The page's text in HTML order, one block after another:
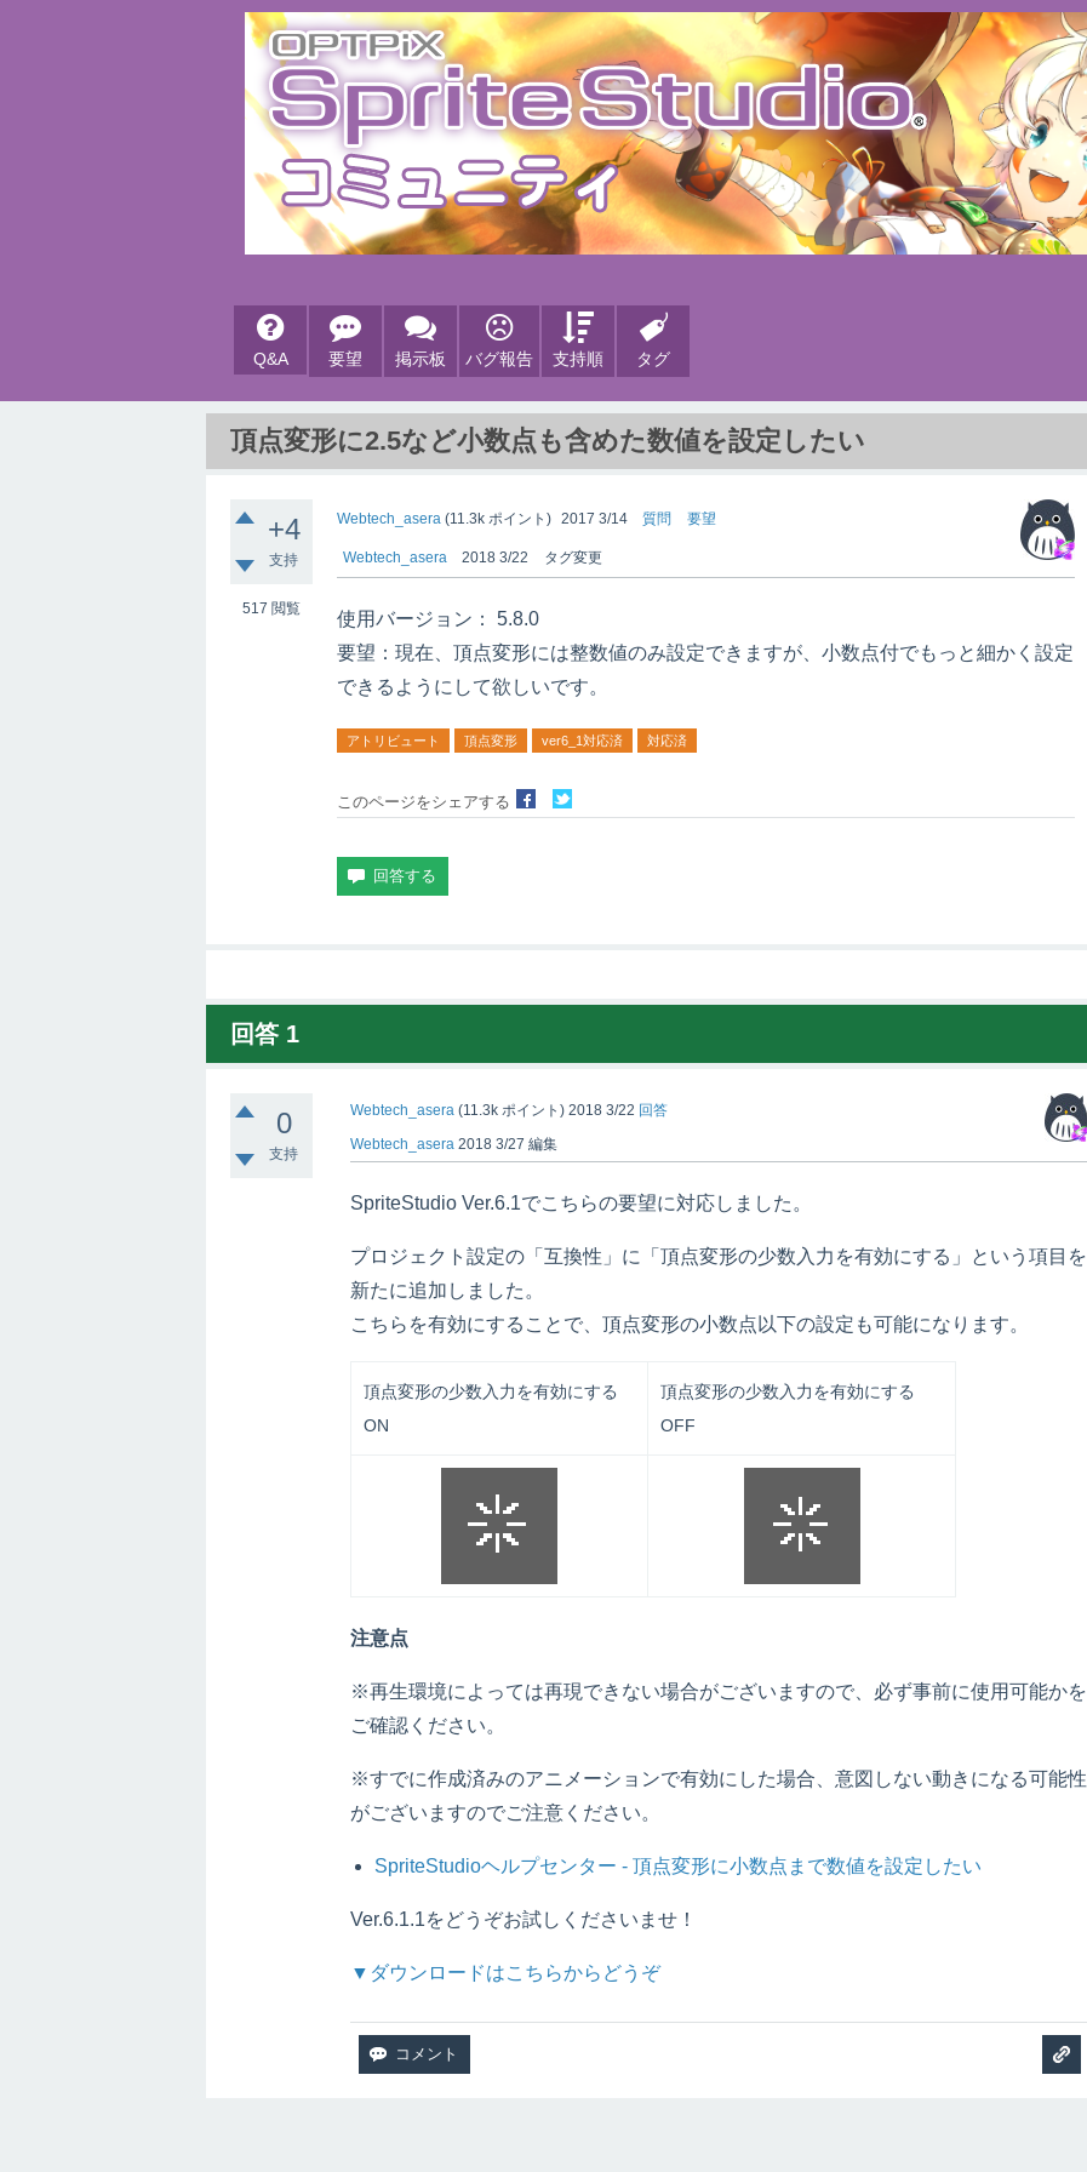
Q&A 要望 掲示板 バグ報告 支持順 タグ
頂点変形に2.5など小数点も含めた数値を設定したい
+4
支持
517 閲覧
Webtech_asera (11.3k ポイント) 2017 3/14 質問 要望
Webtech_asera 2018 3/22 タグ変更
使用バージョン： 5.8.0
要望：現在、頂点変形には整数値のみ設定できますが、小数点付でもっと細かく設定
できるようにして欲しいです。
アトリビュート 頂点変形 ver6_1対応済 対応済
このページをシェアする
回答 1
0
支持
Webtech_asera (11.3k ポイント) 2018 3/22 回答
Webtech_asera 2018 3/27 編集
SpriteStudio Ver.6.1でこちらの要望に対応しました。
プロジェクト設定の「互換性」に「頂点変形の少数入力を有効にする」という項目を
新たに追加しました。
こちらを有効にすることで、頂点変形の小数点以下の設定も可能になります。
頂点変形の少数入力を有効にする
ON
頂点変形の少数入力を有効にする
OFF
注意点
※再生環境によっては再現できない場合がございますので、必ず事前に使用可能かを
ご確認ください。
※すでに作成済みのアニメーションで有効にした場合、意図しない動きになる可能性
がございますのでご注意ください。
SpriteStudioヘルプセンター - 頂点変形に小数点まで数値を設定したい
Ver.6.1.1をどうぞお試しくださいませ！
▼ダウンロードはこちらからどうぞ